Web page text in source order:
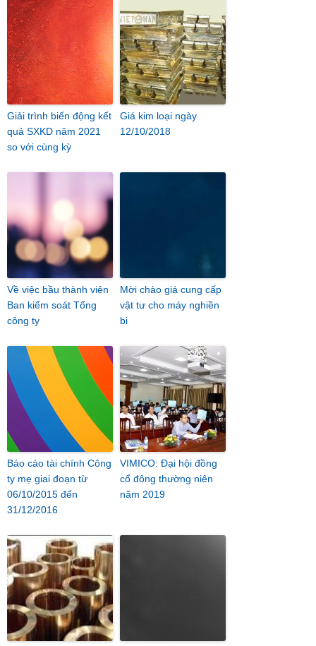
Giải trình biến động kết
quả SXKD năm 2021
so với cùng kỳ
Giá kim loại ngày
12/10/2018
Về việc bầu thành viên
Ban kiểm soát Tổng
công ty
Mời chào giá cung cấp
vật tư cho máy nghiền
bi
Báo cáo tài chính Công
ty mẹ giai đoạn từ
06/10/2015 đến
31/12/2016
VIMICO: Đại hội đồng
cổ đông thường niên
năm 2019